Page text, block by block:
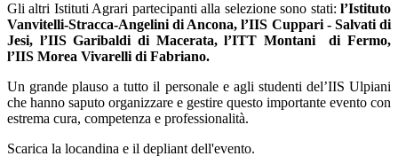
Gli altri Istituti Agrari partecipanti alla selezione sono stati: l’Istituto
Vanvitelli-Stracca-Angelini di Ancona, l’IIS Cuppari - Salvati di
Jesi, l’IIS Garibaldi di Macerata, l’ITT Montani
di Fermo,
l’IIS Morea Vivarelli di Fabriano.
Un grande plauso a tutto il personale e agli studenti del’IIS Ulpiani
che hanno saputo organizzare e gestire questo importante evento con
estrema cura, competenza e professionalità.
Scarica la locandina e il depliant dell'evento.